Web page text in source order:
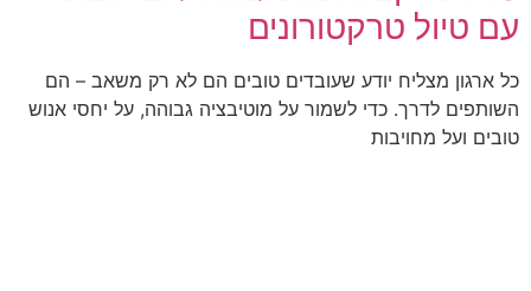
עם טיול טרקטורונים
כל ארגון מצליח יודע שעובדים טובים הם לא רק משאב – הם
השותפים לדרך. כדי לשמור על מוטיבציה גבוהה, על יחסי אנוש
טובים ועל מחויבות